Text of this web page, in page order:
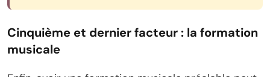
Cinquième et dernier facteur : la formation
musicale